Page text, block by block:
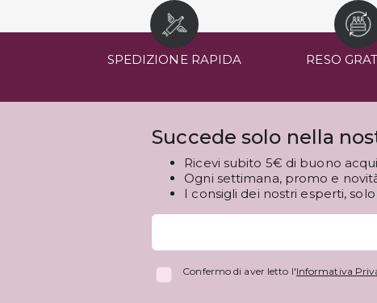
SPEDIZIONE RAPIDA RESO
Succede solo nella
Ricevi subito 5€ di buono
Ogni settimana, promo e
I consigli dei nostri esperti,
Confermo di aver letto l'Informativa